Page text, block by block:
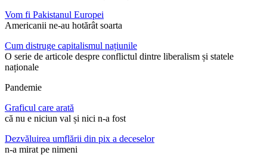
Vom fi Pakistanul Europei
Americanii ne-au hotărât soarta
Cum distruge capitalismul națiunile
O serie de articole despre conflictul dintre liberalism și statele
naționale
Pandemie
Graficul care arată
că nu e niciun val și nici n-a fost
Dezvăluirea umflării din pix a deceselor
n-a mirat pe nimeni